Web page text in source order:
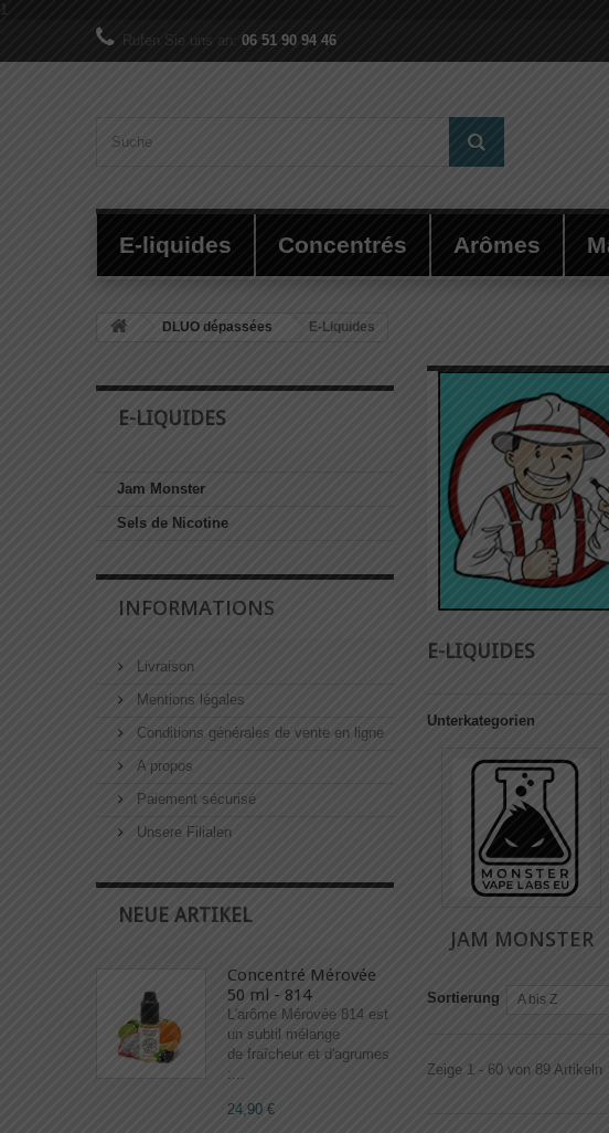
1
Rufen Sie uns an: 06 51 90 94 46
E-liquides Concentrés Arômes
DLUO dépassées E-Liquides
E-LIQUIDES
Jam Monster
Sels de Nicotine
INFORMATIONS
Livraison
Mentions légales
Conditions générales de vente en ligne
A propos
Paiement sécurisé
Unsere Filialen
NEUE ARTIKEL
Concentré Mérovée
50 ml - 814
L'arôme Mérovée 814 est
un subtil mélange
de fraîcheur et d'agrumes
:...
24,90 €
E-LIQUIDES
Unterkategorien
JAM MONSTER
Sortierung A bis Z
Zeige 1 - 60 von 89 Artikeln